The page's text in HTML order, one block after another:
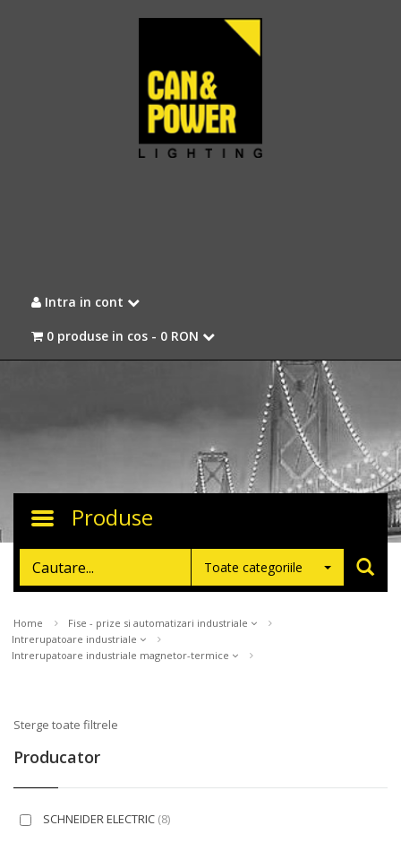
Intra in cont
0 produse in cos - 0 RON
Toggle
Produse
Toate categoriile
Home
Fise - prize si automatizari industriale
Intrerupatoare industriale
Intrerupatoare industriale magnetor-termice
Sterge toate filtrele
Producator
SCHNEIDER ELECTRIC (8)